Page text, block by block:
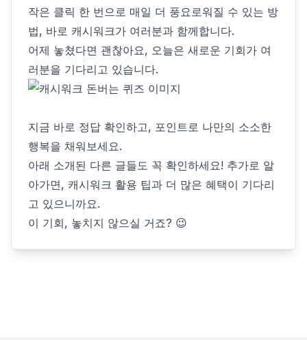
작은 클릭 한 번으로 매일 더 풍요로워질 수 있는 방
법, 바로 캐시워크가 여러분과 함께합니다.
어제 놓쳤다면 괜찮아요, 오늘은 새로운 기회가 여
러분을 기다리고 있습니다.
지금 바로 정답 확인하고, 포인트로 나만의 소소한
행복을 채워보세요.
아래 소개된 다른 글들도 꼭 확인하세요! 추가로 알
아가면, 캐시워크 활용 팁과 더 많은 혜택이 기다리
고 있으니까요.
이 기회, 놓치지 않으실 거죠? 😉